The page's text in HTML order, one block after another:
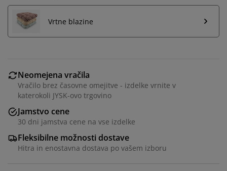
Vrtne blazine
Neomejena vračila
Vračilo brez časovne omejitve - izdelke vrnite v
katerokoli JYSK-ovo trgovino
Jamstvo cene
30 dni jamstva cene na vse izdelke
Fleksibilne možnosti dostave
Hitra in enostavna dostava po vašem izboru
Prilagajamo vašo uporabniško izkušnjo
V JYSK-u uporabljamo piškotke in mobilne
identifikatorje za zagotavljanje dobre izkušnje ob